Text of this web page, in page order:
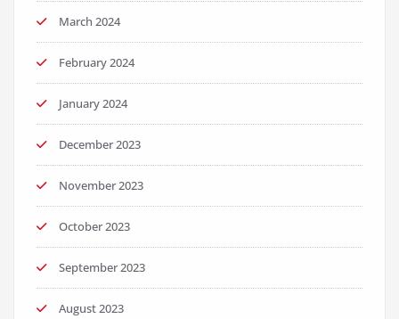
March 2024
February 2024
January 2024
December 2023
November 2023
October 2023
September 2023
August 2023